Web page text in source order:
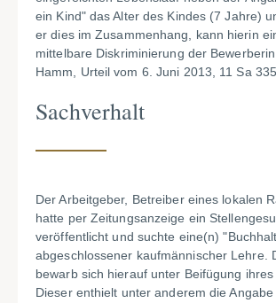
ein Kind" das Alter des Kindes (7 Jahre)
er dies im Zusammenhang, kann hierin
mittelbare Diskriminierung der
Hamm, Urteil vom 6. Juni 2013, 11 Sa
Sachverhalt
Der Arbeitgeber, Betreiber eines lokalen
hatte per Zeitungsanzeige ein
veröffentlicht und suchte eine(n)
abgeschlossener kaufmännischer Lehre.
bewarb sich hierauf unter Beifügung ihres
Dieser enthielt unter anderem die Angabe